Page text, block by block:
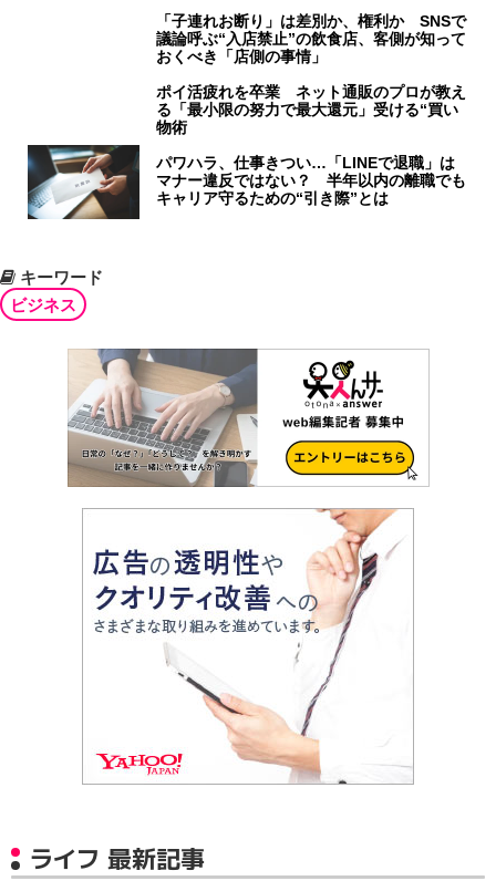
「子連れお断り」は差別か、権利か SNSで
議論呼ぶ“入店禁止”の飲食店、客側が知って
おくべき「店側の事情」
ポイ活疲れを卒業 ネット通販のプロが教え
る「最小限の努力で最大還元」受ける“買い
物術
パワハラ、仕事きつい…「LINEで退職」は
マナー違反ではない？ 半年以内の離職でも
キャリア守るための“引き際”とは
キーワード
ビジネス
ライフ 最新記事